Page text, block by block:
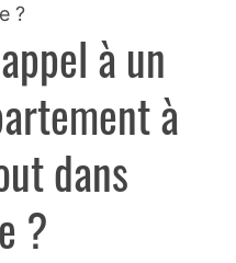
?
à un
à
dans
?